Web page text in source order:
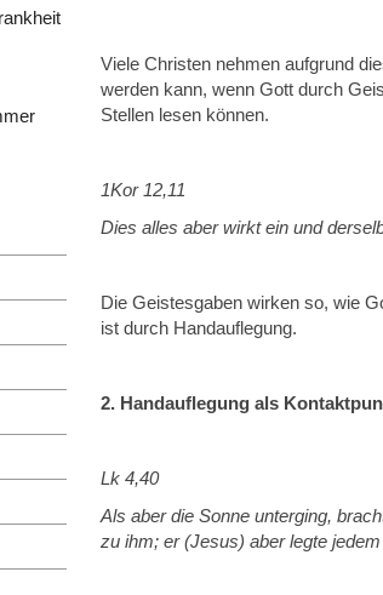
Viele Christen nehmen aufgrund
werden kann, wenn Gott durch
Stellen lesen können.
1Kor 12,11
Dies alles aber wirkt ein und
Die Geistesgaben wirken so, wie
ist durch Handauflegung.
2. Handauflegung als
Lk 4,40
Als aber die Sonne unterging,
zu ihm; er (Jesus) aber legte